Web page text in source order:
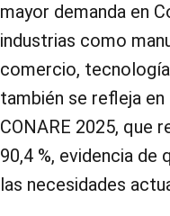
mayor demanda en
industrias como
comercio,
también se refleja en
CONARE 2025, que
90,4 %, evidencia
las necesidades